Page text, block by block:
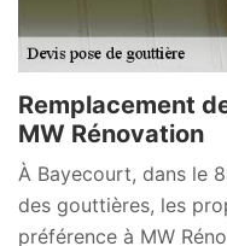
Remplacement
MW Rénovation
À Bayecourt, dans le
des gouttières, les
préférence à MW